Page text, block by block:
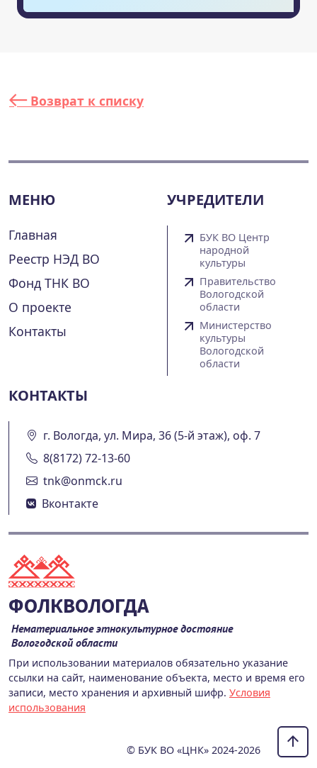
Возврат к списку
МЕНЮ
Главная
Реестр НЭД ВО
Фонд ТНК ВО
О проекте
Контакты
УЧРЕДИТЕЛИ
БУК ВО Центр
народной
культуры
Правительство
Вологодской
области
Министерство
культуры
Вологодской
области
КОНТАКТЫ
г. Вологда, ул. Мира, 36 (5-й этаж), оф. 7
8(8172) 72-13-60
tnk@onmck.ru
Вконтакте
ФОЛКВОЛОГДА
Нематериальное этнокультурное достояние
Вологодской области
При использовании материалов обязательно указание
ссылки на сайт, наименование объекта, место и время его
записи, место хранения и архивный шифр. Условия
использования
© БУК ВО «ЦНК» 2024-2026